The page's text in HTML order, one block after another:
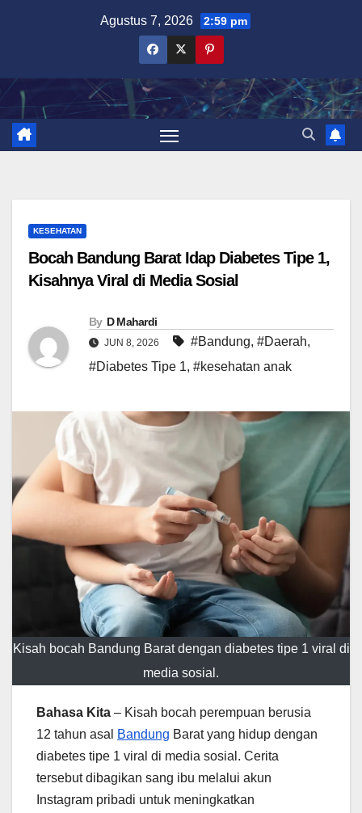
Agustus 7, 2026 2:59 pm
KESEHATAN
Bocah Bandung Barat Idap Diabetes Tipe 1,
Kisahnya Viral di Media Sosial
By D Mahardi
JUN 8, 2026 #Bandung, #Daerah,
#Diabetes Tipe 1, #kesehatan anak
Kisah bocah Bandung Barat dengan diabetes tipe 1 viral di
media sosial.
Bahasa Kita – Kisah bocah perempuan berusia
12 tahun asal
Bandung Barat yang hidup dengan
diabetes tipe 1 viral di media sosial. Cerita
tersebut dibagikan sang ibu melalui akun
Instagram pribadi untuk meningkatkan